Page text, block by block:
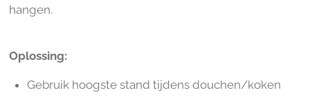
hangen.
Oplossing:
Gebruik hoogste stand tijdens douchen/koken